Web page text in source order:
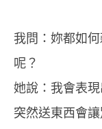
我問：妳都如
呢？
她說：我會表
突然送東西會